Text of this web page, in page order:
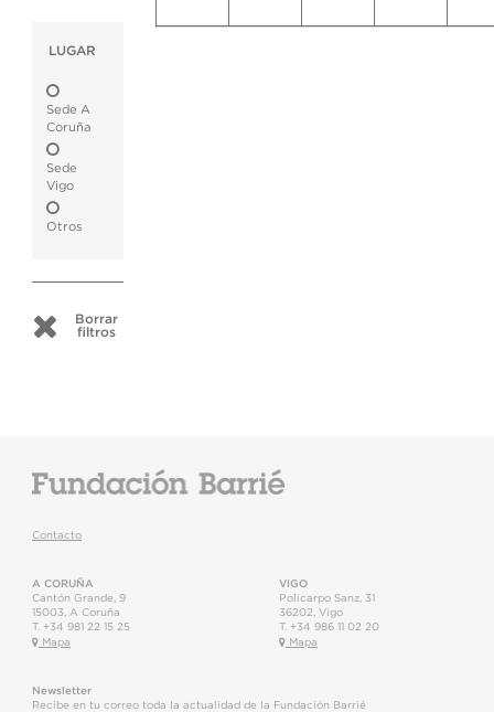
LUGAR
Sede A
Coruña
Sede
Vigo
Otros
Borrar
filtros
Contacto
A CORUÑA
Cantón Grande, 9
15003
A Coruña
T. +34 981 22 15 25
Mapa
VIGO
Policarpo Sanz, 31
36202 Vigo
T. +34 986 11 02 20
Mapa
Newsletter
Recibe en tu correo toda la actualidad de la Fundación Barrié